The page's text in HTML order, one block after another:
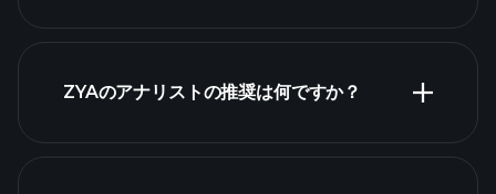
ZYAチャート
ZYAのアナリストの推奨は何ですか？